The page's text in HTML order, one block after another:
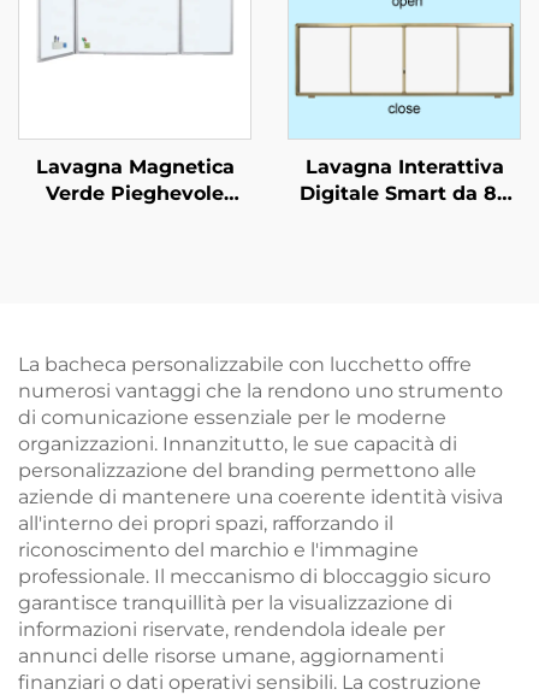
Lavagna Magnetica
Verde Pieghevole
Lavagna Interattiva
Digitale Smart da 86
La bacheca personalizzabile con lucchetto offre
numerosi vantaggi che la rendono uno strumento
di comunicazione essenziale per le moderne
organizzazioni. Innanzitutto, le sue capacità di
personalizzazione del branding permettono alle
aziende di mantenere una coerente identità visiva
all'interno dei propri spazi, rafforzando il
riconoscimento del marchio e l'immagine
professionale. Il meccanismo di bloccaggio sicuro
garantisce tranquillità per la visualizzazione di
informazioni riservate, rendendola ideale per
annunci delle risorse umane, aggiornamenti
finanziari o dati operativi sensibili. La costruzione